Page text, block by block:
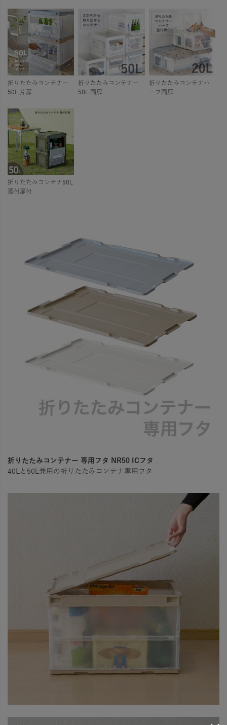
折りたたみコンテナー
50L 片扉
折りたたみコンテナー
50L 両扉
折りたたみコンテナハ
ーフ両扉
折りたたみコンテナ50L
蓋付扉付
折りたたみコンテナー 専用フタ NR50 ICフタ
40Lと50L兼用の折りたたみコンテナ専用フタ